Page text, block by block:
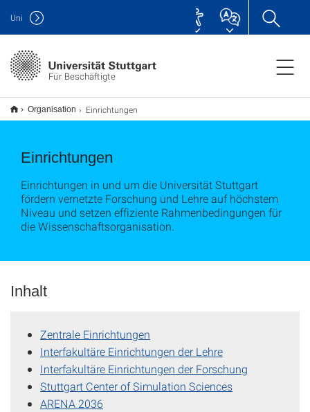
Für Beschäftigte
Uni
Organisation Einrichtungen
Einrichtungen
Einrichtungen in und um die Universität Stuttgart
fördern vernetzte Forschung und Lehre auf höchstem
Niveau und setzen effiziente Rahmenbedingungen für
die Wissenschaftsorganisation.
Inhalt
Zentrale Einrichtungen
Interfakultäre Einrichtungen der Lehre
Interfakultäre Einrichtungen der Forschung
Stuttgart Center of Simulation Sciences
ARENA 2036